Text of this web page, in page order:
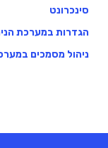
סינכרונט
הגדרות במערכת
ניהול מסמכים